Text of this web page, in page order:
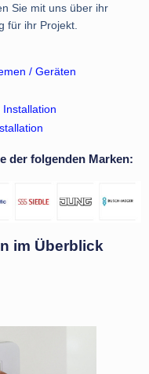
Sie mit uns über ihr
für ihr Projekt.
/ Geräten
der folgenden Marken:
im Überblick